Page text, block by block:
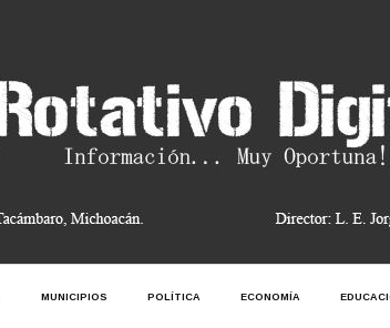
MUNICIPIOS POLÍTICA ECONOMÍA